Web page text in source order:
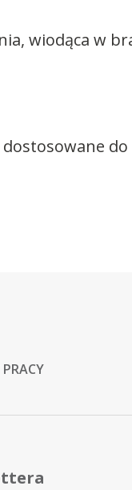
wiodąca w